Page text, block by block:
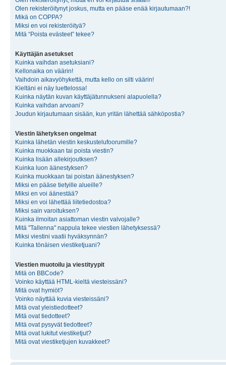
Olen rekisteröitynyt joskus, mutta en pääse enää kirjautumaan?!
Mikä on COPPA?
Miksi en voi rekisteröityä?
Mitä “Poista evästeet” tekee?
Käyttäjän asetukset
Kuinka vaihdan asetuksiani?
Kellonaika on väärin!
Vaihdoin aikavyöhykettä, mutta kello on silti väärin!
Kieltäni ei näy luettelossa!
Kuinka näytän kuvan käyttäjätunnukseni alapuolella?
Kuinka vaihdan arvoani?
Joudun kirjautumaan sisään, kun yritän lähettää sähköpostia?
Viestin lähetyksen ongelmat
Kuinka lähetän viestin keskustelufoorumille?
Kuinka muokkaan tai poista viestin?
Kuinka lisään allekirjoutksen?
Kuinka luon äänestyksen?
Kuinka muokkaan tai poistan äänestyksen?
Miksi en pääse tietyille alueille?
Miksi en voi äänestää?
Miksi en voi lähettää liitetiedostoa?
Miksi sain varoituksen?
Kuinka ilmoitan asiattoman viestin valvojalle?
Mitä "Tallenna" nappula tekee viestien lähetyksessä?
Miksi viestini vaatii hyväksynnän?
Kuinka tönäisen viestiketjuani?
Viestien muotoilu ja viestityypit
Mitä on BBCode?
Voinko käyttää HTML-kieltä viesteissäni?
Mitä ovat hymiöt?
Voinko näyttää kuvia viesteissäni?
Mitä ovat yleistiedotteet?
Mitä ovat tiedotteet?
Mitä ovat pysyvät tiedotteet?
Mitä ovat lukitut viestiketjut?
Mitä ovat viestiketjujen kuvakkeet?